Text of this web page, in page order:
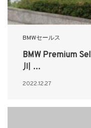
BMWセールス
BMW Premium
川 …
2022.12.27